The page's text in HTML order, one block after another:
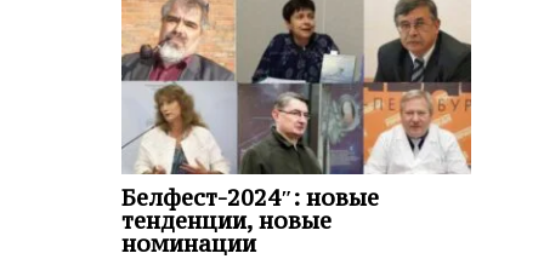
Белфест-2024″: новые
тенденции, новые
номинации